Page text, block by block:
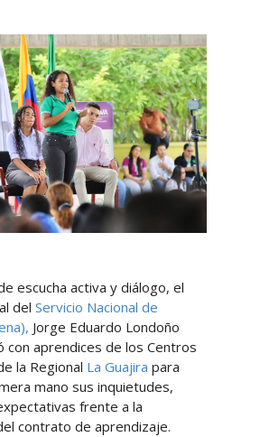
escucha activa y diálogo, el
del Servicio Nacional de
Jorge Eduardo Londoño
con aprendices de los Centros
la Regional La Guajira para
mano sus inquietudes,
frente a la
contrato de aprendizaje.